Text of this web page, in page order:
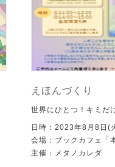
えほんづくり
世界にひとつ！キミだ
日時：2023年8月8日(
会場：ブックカフェ「
主催：メタノカレダ